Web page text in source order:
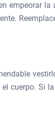
empeorar la
cuerpo. Si